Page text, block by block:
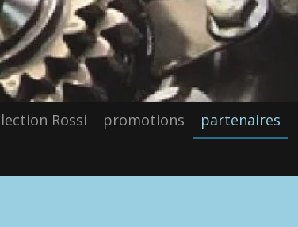
Rossi promotions
partenaires